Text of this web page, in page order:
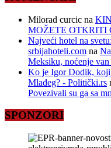
Milorad curcic na
MOŽETE OTKRITI
Najveći hotel na
srbijahoteli.com na
Meksiku, noćenje van
Ko je Igor Dodik, koji
Mlađeg? - Politički.rs
Povezivali su ga sa
SPONZORI